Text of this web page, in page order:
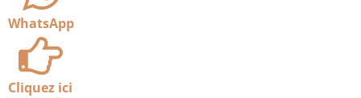
WhatsApp
Cliquez ici